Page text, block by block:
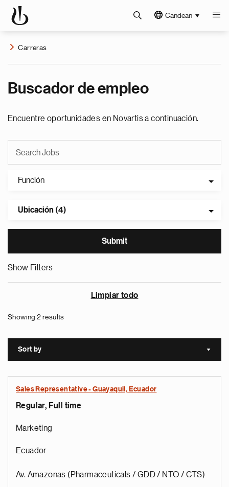
Candean
Carreras
Buscador de empleo
Encuentre oportunidades en Novartis a continuación.
Función
Ubicación (4)
Show Filters
Limpiar todo
Showing 2 results
Sort by Sort
Sales Representative - Guayaquil, Ecuador
Regular, Full time
Marketing
Ecuador
Av. Amazonas (Pharmaceuticals / GDD / NTO / CTS)